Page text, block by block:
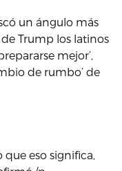
un ángulo más
Trump los latinos
mejor’,
de rumbo’ de
eso significa,